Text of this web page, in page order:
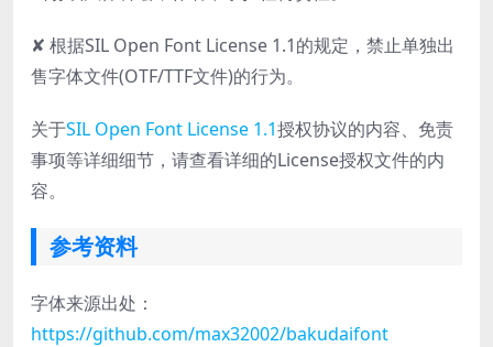
✘ 根据SIL Open Font License 1.1的规定，禁止单独出
售字体文件(OTF/TTF文件)的行为。
关于SIL Open Font License 1.1授权协议的内容、免责
事项等详细细节，请查看详细的License授权文件的内
容。
参考资料
字体来源出处：
https://github.com/max32002/bakudaifont